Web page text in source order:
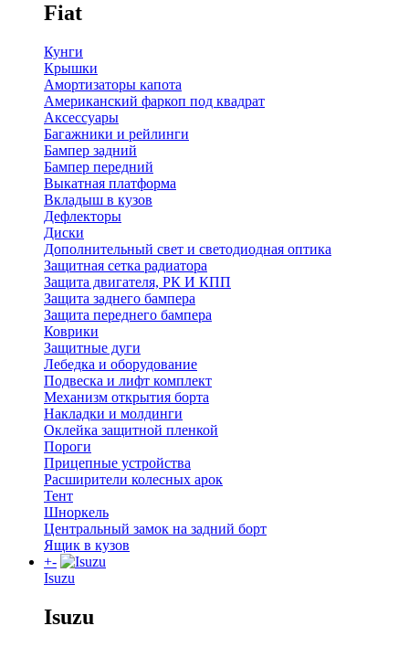
Fiat
Кунги
Крышки
Амортизаторы капота
Американский фаркоп под квадрат
Аксессуары
Багажники и рейлинги
Бампер задний
Бампер передний
Выкатная платформа
Вкладыш в кузов
Дефлекторы
Диски
Дополнительный свет и светодиодная оптика
Защитная сетка радиатора
Защита двигателя, РК И КПП
Защита заднего бампера
Защита переднего бампера
Коврики
Защитные дуги
Лебедка и оборудование
Подвеска и лифт комплект
Механизм открытия борта
Накладки и молдинги
Оклейка защитной пленкой
Пороги
Прицепные устройства
Расширители колесных арок
Тент
Шноркель
Центральный замок на задний борт
Ящик в кузов
+-
Isuzu
Isuzu